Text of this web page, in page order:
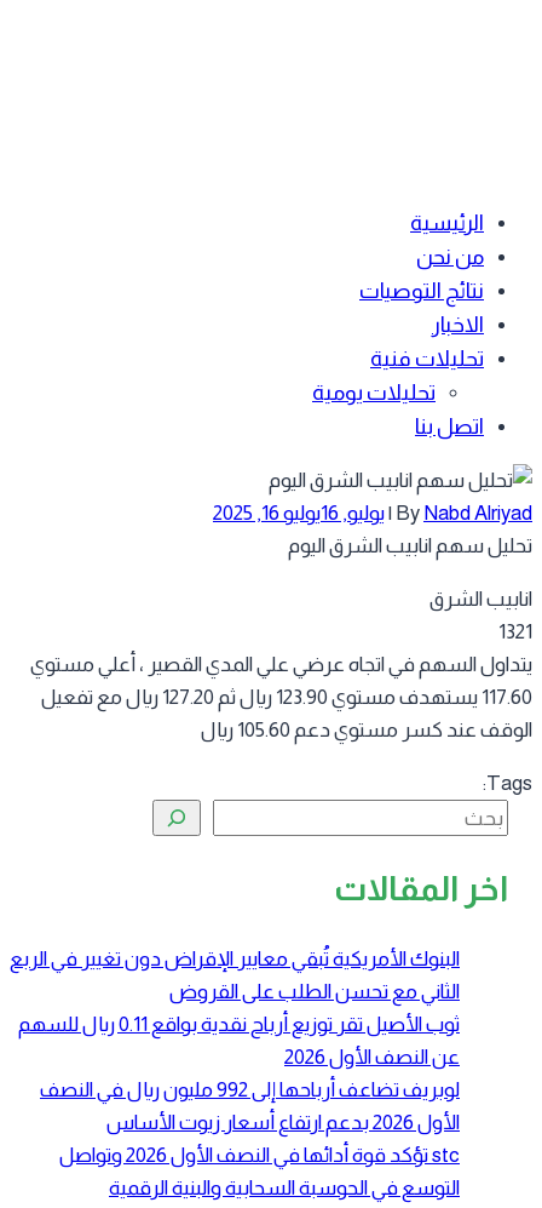
الرئيسية
من نحن
نتائج التوصيات
الاخبار
تحليلات فنية
تحليلات يومية
اتصل بنا
ByNabd
|يوليو, 16
يوليو 16, 2025
سهم انابيب الشرق اليوم
الشرق
السهم في اتجاه عرضي علي المدي القصير ، أعلي مستوي
117.60 يستهدف مستوي 123.90 ريال ثم 127.20 ريال مع تفعيل
عند كسر مستوي دعم 105.60 ريال
البحث
اخر المقالات
البنوك الأمريكية تُبقي معايير الإقراض دون تغيير في الربع
الثاني مع تحسن الطلب على القروض
ثوب الأصيل تقر توزيع أرباح نقدية بواقع 0.11 ريال للسهم
عن النصف الأول 2026
لوبريف تضاعف أرباحها إلى 992 مليون ريال في النصف
الأول 2026 بدعم ارتفاع أسعار زيوت الأساس
stc تؤكد قوة أدائها في النصف الأول 2026 وتواصل
التوسع في الحوسبة السحابية والبنية الرقمية